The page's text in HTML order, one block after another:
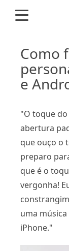
Como
e
"O toque
abertura
que ouço o
preparo
que é o
vergonha!
uma
iPhone."